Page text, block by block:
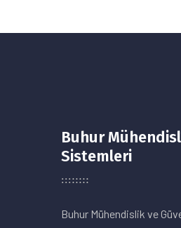
Buhur
Sistemleri
Buhur Mühendislik ve